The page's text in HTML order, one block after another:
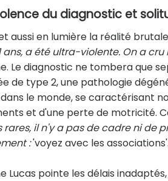
du diagnostic et
aussi en lumière la réalité
ans, a été ultra-violente. On a
Le diagnostic ne tombera que
de type 2, une pathologie
le monde, se caractérisant
et d'une perte de motricité.
rares, il n'y a pas de cadre ni de
:'voyez avec les associations'.
Lucas pointe les délais